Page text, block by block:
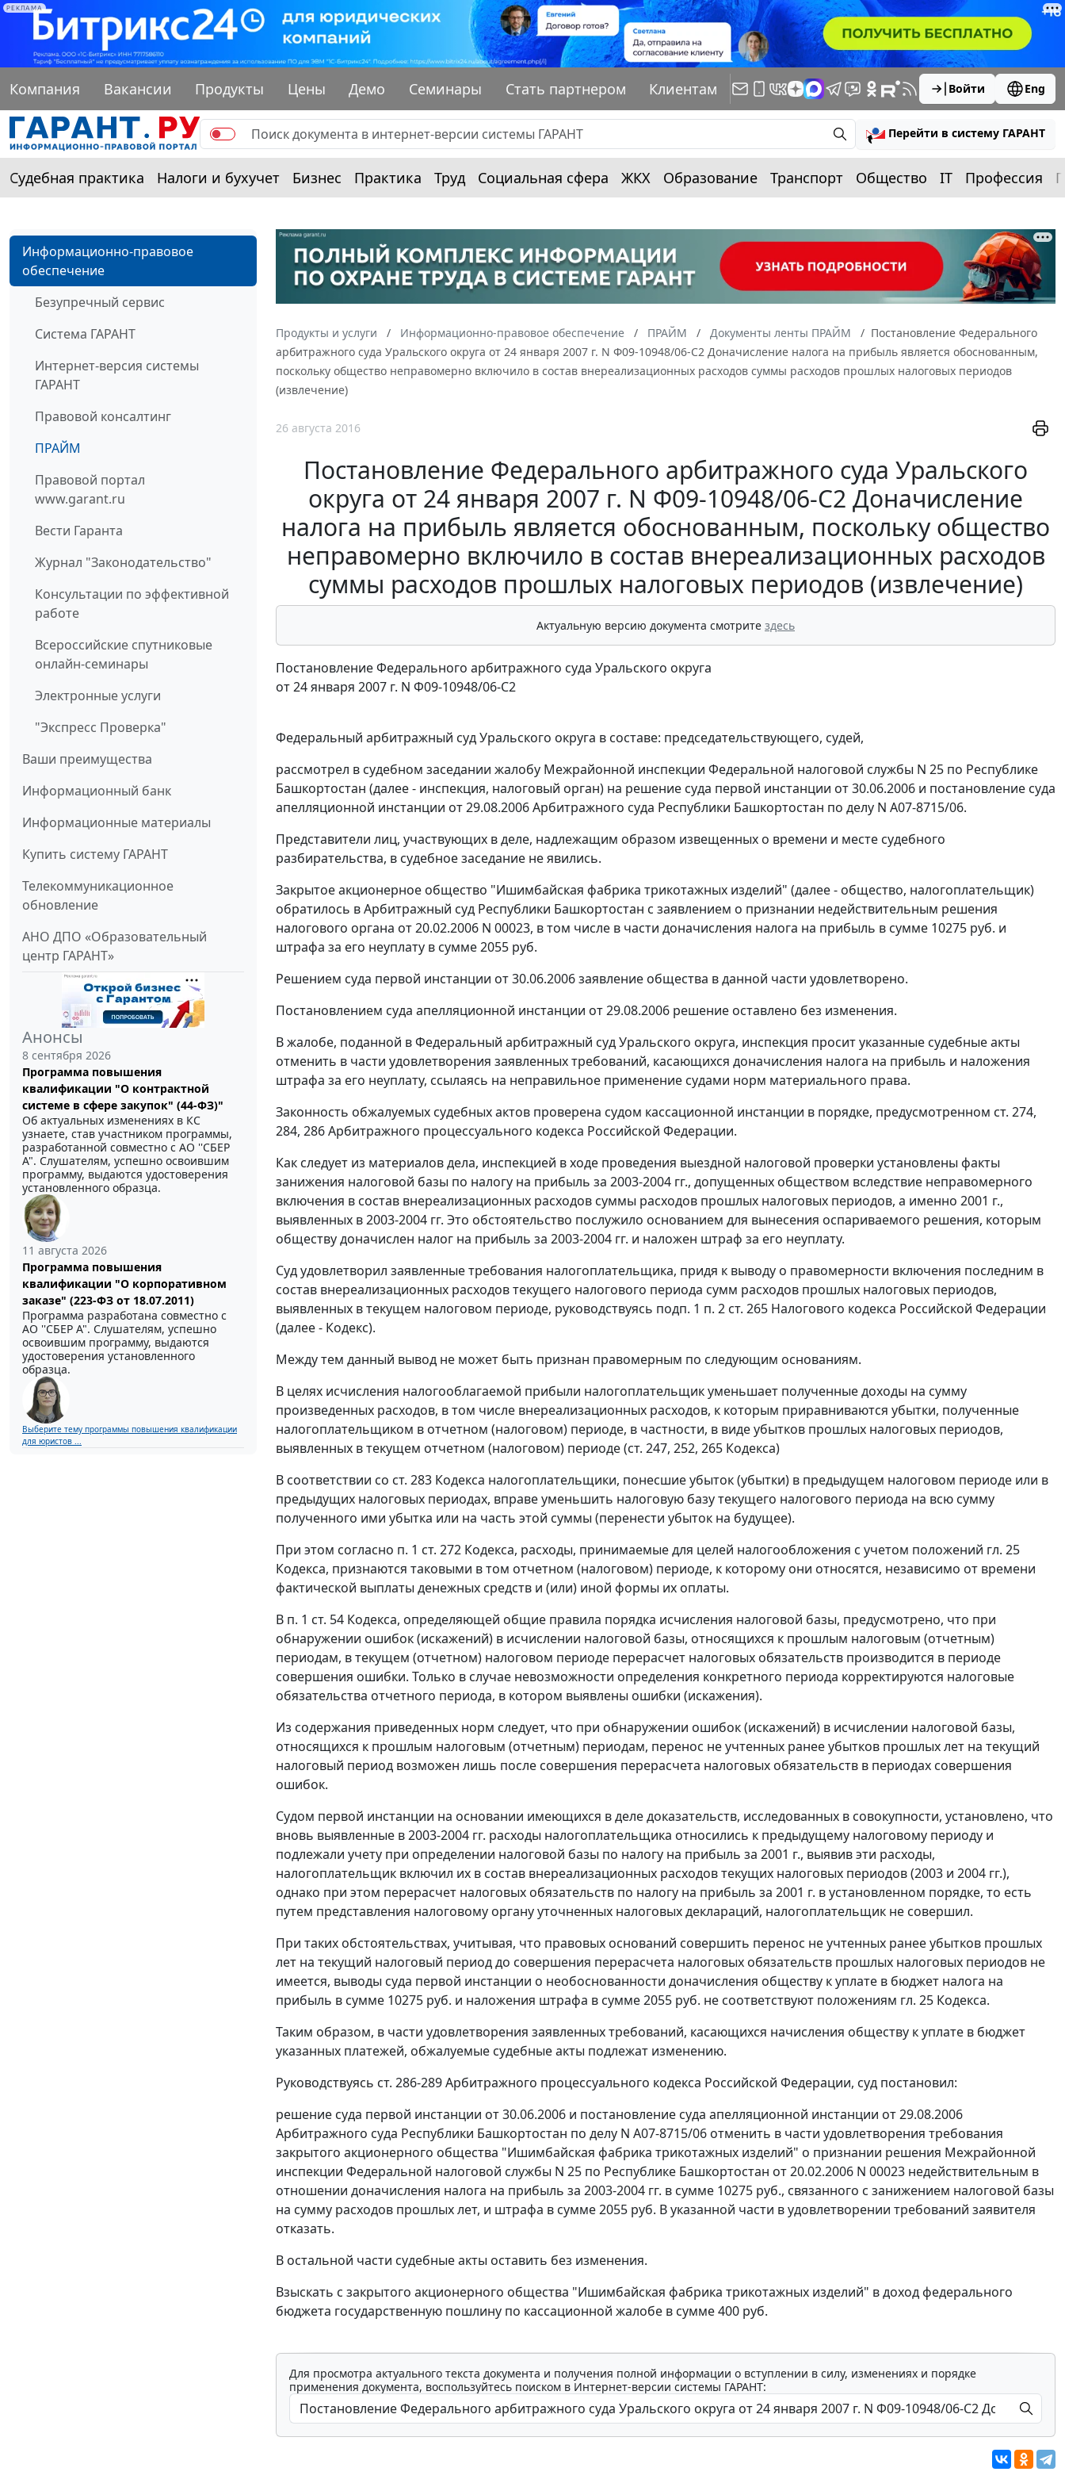
РЕКЛАМА
Компания Вакансии Продукты Цены Демо Семинары Стать партнером Клиентам Войти Eng
Перейти в систему ГАРАНТ
Судебная практика Налоги и бухучет Бизнес Практика Труд Социальная сфера ЖКХ Образование Транспорт Общество IT Профессия
Информационно-правовое
обеспечение
Безупречный сервис
Система ГАРАНТ
Интернет-версия системы
ГАРАНТ
Правовой консалтинг
ПРАЙМ
Правовой портал
www.garant.ru
Вести Гаранта
Журнал "Законодательство"
Консультации по эффективной
работе
Всероссийские спутниковые
онлайн-семинары
Электронные услуги
"Экспресс Проверка"
Ваши преимущества
Информационный банк
Информационные материалы
Купить систему ГАРАНТ
Телекоммуникационное
обновление
АНО ДПО «Образовательный
центр ГАРАНТ»
Анонсы
8 сентября 2026
Программа повышения
квалификации "О контрактной
системе в сфере закупок" (44-ФЗ)"
Об актуальных изменениях в КС
узнаете, став участником программы,
разработанной совместно с АО ''СБЕР
А". Слушателям, успешно освоившим
программу, выдаются удостоверения
установленного образца.
11 августа 2026
Программа повышения
квалификации "О корпоративном
заказе" (223-ФЗ от 18.07.2011)
Программа разработана совместно с
АО ''СБЕР А". Слушателям, успешно
освоившим программу, выдаются
удостоверения установленного
образца.
Выберите тему программы повышения квалификации
для юристов ...
Продукты и услуги Информационно-правовое обеспечение ПРАЙМ Документы ленты ПРАЙМ
Постановление Федерального
арбитражного суда Уральского округа от 24 января 2007 г. N Ф09-10948/06-С2 Доначисление налога на прибыль является обоснованным,
поскольку общество неправомерно включило в состав внереализационных расходов суммы расходов прошлых налоговых периодов
(извлечение)
26 августа 2016
Постановление Федерального арбитражного суда Уральского
округа от 24 января 2007 г. N Ф09-10948/06-С2 Доначисление
налога на прибыль является обоснованным, поскольку общество
неправомерно включило в состав внереализационных расходов
суммы расходов прошлых налоговых периодов (извлечение)
Актуальную версию документа смотрите здесь
Постановление Федерального арбитражного суда Уральского округа
от 24 января 2007 г. N Ф09-10948/06-С2
Федеральный арбитражный суд Уральского округа в составе: председательствующего, судей,
рассмотрел в судебном заседании жалобу Межрайонной инспекции Федеральной налоговой службы N 25 по Республике
Башкортостан (далее - инспекция, налоговый орган) на решение суда первой инстанции от 30.06.2006 и постановление суда
апелляционной инстанции от 29.08.2006 Арбитражного суда Республики Башкортостан по делу N А07-8715/06.
Представители лиц, участвующих в деле, надлежащим образом извещенных о времени и месте судебного
разбирательства, в судебное заседание не явились.
Закрытое акционерное общество "Ишимбайская фабрика трикотажных изделий" (далее - общество, налогоплательщик)
обратилось в Арбитражный суд Республики Башкортостан с заявлением о признании недействительным решения
налогового органа от 20.02.2006 N 00023, в том числе в части доначисления налога на прибыль в сумме 10275 руб. и
штрафа за его неуплату в сумме 2055 руб.
Решением суда первой инстанции от 30.06.2006 заявление общества в данной части удовлетворено.
Постановлением суда апелляционной инстанции от 29.08.2006 решение оставлено без изменения.
В жалобе, поданной в Федеральный арбитражный суд Уральского округа, инспекция просит указанные судебные акты
отменить в части удовлетворения заявленных требований, касающихся доначисления налога на прибыль и наложения
штрафа за его неуплату, ссылаясь на неправильное применение судами норм материального права.
Законность обжалуемых судебных актов проверена судом кассационной инстанции в порядке, предусмотренном ст. 274,
284, 286Арбитражного процессуального кодекса Российской Федерации.
Как следует из материалов дела, инспекцией в ходе проведения выездной налоговой проверки установлены факты
занижения налоговой базы по налогу на прибыль за 2003-2004 гг., допущенных обществом вследствие неправомерного
включения в состав внереализационных расходов суммы расходов прошлых налоговых периодов, а именно 2001 г.,
выявленных в 2003-2004 гг. Это обстоятельство послужило основанием для вынесения оспариваемого решения, которым
обществу доначислен налог на прибыль за 2003-2004 гг. и наложен штраф за его неуплату.
Суд удовлетворил заявленные требования налогоплательщика, придя к выводу о правомерности включения последним в
состав внереализационных расходов текущего налогового периода сумм расходов прошлых налоговых периодов,
выявленных в текущем налоговом периоде, руководствуясь подп. 1 п. 2 ст. 265 Налогового кодекса Российской Федерации
(далее - Кодекс).
Между тем данный вывод не может быть признан правомерным по следующим основаниям.
В целях исчисления налогооблагаемой прибыли налогоплательщик уменьшает полученные доходы на сумму
произведенных расходов, в том числе внереализационных расходов, к которым приравниваются убытки, полученные
налогоплательщиком в отчетном (налоговом) периоде, в частности, в виде убытков прошлых налоговых периодов,
выявленных в текущем отчетном (налоговом) периоде (ст. 247, 252, 265 Кодекса)
В соответствии со ст. 283 Кодекса налогоплательщики, понесшие убыток (убытки) в предыдущем налоговом периоде или в
предыдущих налоговых периодах, вправе уменьшить налоговую базу текущего налогового периода на всю сумму
полученного ими убытка или на часть этой суммы (перенести убыток на будущее).
При этом согласно п. 1 ст. 272 Кодекса, расходы, принимаемые для целей налогообложения с учетом положений гл. 25
Кодекса, признаются таковыми в том отчетном (налоговом) периоде, к которому они относятся, независимо от времени
фактической выплаты денежных средств и (или) иной формы их оплаты.
В п. 1 ст. 54 Кодекса, определяющей общие правила порядка исчисления налоговой базы, предусмотрено, что при
обнаружении ошибок (искажений) в исчислении налоговой базы, относящихся к прошлым налоговым (отчетным)
периодам, в текущем (отчетном) налоговом периоде перерасчет налоговых обязательств производится в периоде
совершения ошибки. Только в случае невозможности определения конкретного периода корректируются налоговые
обязательства отчетного периода, в котором выявлены ошибки (искажения).
Из содержания приведенных норм следует, что при обнаружении ошибок (искажений) в исчислении налоговой базы,
относящихся к прошлым налоговым (отчетным) периодам, перенос не учтенных ранее убытков прошлых лет на текущий
налоговый период возможен лишь после совершения перерасчета налоговых обязательств в периодах совершения
ошибок.
Судом первой инстанции на основании имеющихся в деле доказательств, исследованных в совокупности, установлено, что
вновь выявленные в 2003-2004 гг. расходы налогоплательщика относились к предыдущему налоговому периоду и
подлежали учету при определении налоговой базы по налогу на прибыль за 2001 г., выявив эти расходы,
налогоплательщик включил их в состав внереализационных расходов текущих налоговых периодов (2003 и 2004 гг.),
однако при этом перерасчет налоговых обязательств по налогу на прибыль за 2001 г. в установленном порядке, то есть
путем представления налоговому органу уточненных налоговых деклараций, налогоплательщик не совершил.
При таких обстоятельствах, учитывая, что правовых оснований совершить перенос не учтенных ранее убытков прошлых
лет на текущий налоговый период до совершения перерасчета налоговых обязательств прошлых налоговых периодов не
имеется, выводы суда первой инстанции о необоснованности доначисления обществу к уплате в бюджет налога на
прибыль в сумме 10275 руб. и наложения штрафа в сумме 2055 руб. не соответствуют положениям гл. 25 Кодекса.
Таким образом, в части удовлетворения заявленных требований, касающихся начисления обществу к уплате в бюджет
указанных платежей, обжалуемые судебные акты подлежат изменению.
Руководствуясь ст. 286-289Арбитражного процессуального кодекса Российской Федерации, суд постановил:
решение суда первой инстанции от 30.06.2006 и постановление суда апелляционной инстанции от 29.08.2006
Арбитражного суда Республики Башкортостан по делу N А07-8715/06 отменить в части удовлетворения требования
закрытого акционерного общества "Ишимбайская фабрика трикотажных изделий" о признании решения Межрайонной
инспекции Федеральной налоговой службы N 25 по Республике Башкортостан от 20.02.2006 N 00023 недействительным в
отношении доначисления налога на прибыль за 2003-2004 гг. в сумме 10275 руб., связанного с занижением налоговой базы
на сумму расходов прошлых лет, и штрафа в сумме 2055 руб. В указанной части в удовлетворении требований заявителя
отказать.
В остальной части судебные акты оставить без изменения.
Взыскать с закрытого акционерного общества "Ишимбайская фабрика трикотажных изделий" в доход федерального
бюджета государственную пошлину по кассационной жалобе в сумме 400 руб.
Для просмотра актуального текста документа и получения полной информации о вступлении в силу, изменениях и порядке
применения документа, воспользуйтесь поиском в Интернет-версии системы ГАРАНТ: